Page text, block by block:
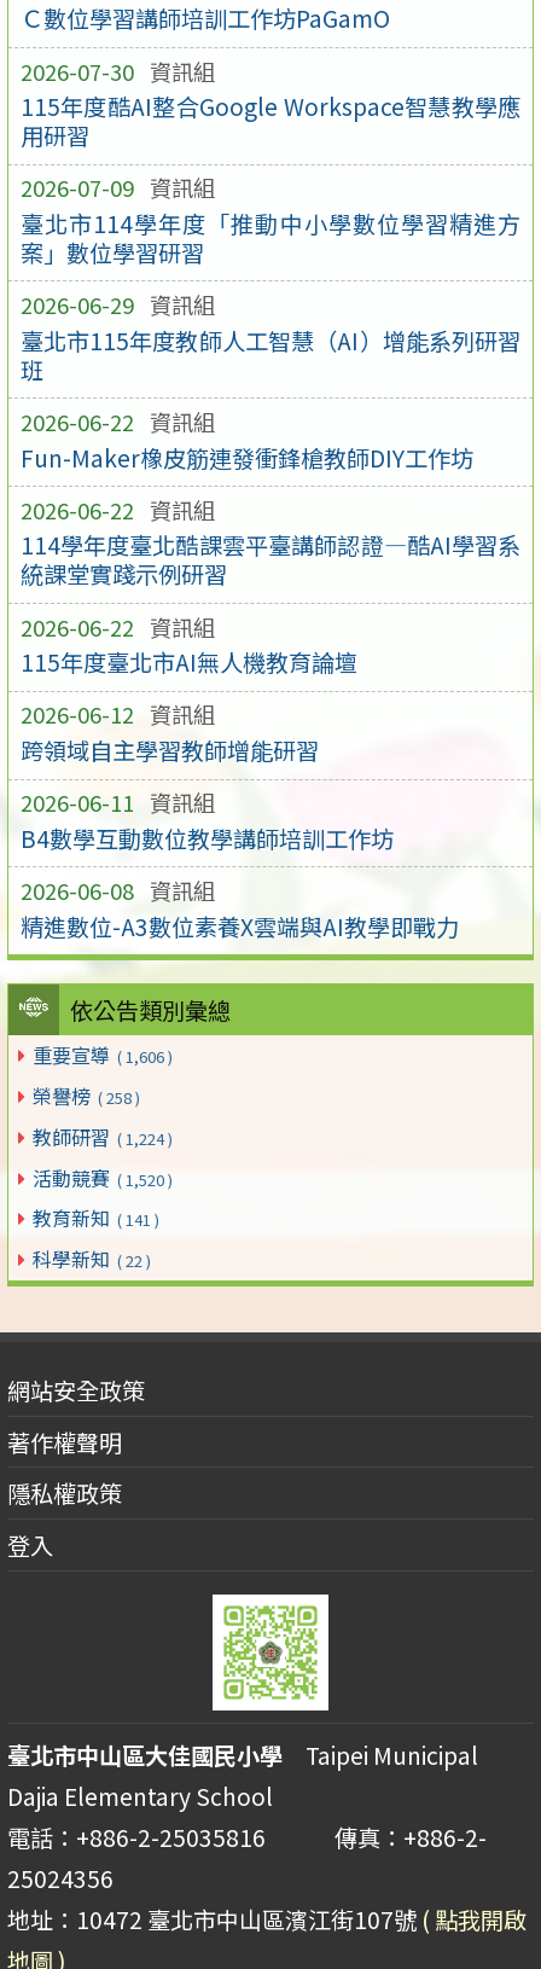
Ｃ數位學習講師培訓工作坊PaGamO
2026-07-30 資訊組
115年度酷AI整合Google Workspace智慧教學應
用研習
2026-07-09 資訊組
臺北市114學年度「推動中小學數位學習精進方
案」數位學習研習
2026-06-29 資訊組
臺北市115年度教師人工智慧（AI）增能系列研習
班
2026-06-22 資訊組
Fun-Maker橡皮筋連發衝鋒槍教師DIY工作坊
2026-06-22 資訊組
114學年度臺北酷課雲平臺講師認證—酷AI學習系
統課堂實踐示例研習
2026-06-22 資訊組
115年度臺北市AI無人機教育論壇
2026-06-12 資訊組
跨領域自主學習教師增能研習
2026-06-11 資訊組
B4數學互動數位教學講師培訓工作坊
2026-06-08 資訊組
精進數位-A3數位素養X雲端與AI教學即戰力
依公告類別彙總
重要宣導 ( 1,606 )
榮譽榜 ( 258 )
教師研習 ( 1,224 )
活動競賽 ( 1,520 )
教育新知 ( 141 )
科學新知 ( 22 )
網站安全政策
著作權聲明
隱私權政策
登入
臺北市中山區大佳國民小學 Taipei Municipal
Dajia Elementary School
電話：+886-2-25035816 傳真：+886-2-
25024356
地址：10472 臺北市中山區濱江街107號 ( 點我開啟
地圖 )